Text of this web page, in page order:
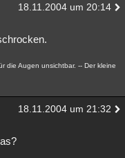
18.11.2004 um 20:14
die Augen unsichtbar. -- Der kleine
18.11.2004 um 21:32